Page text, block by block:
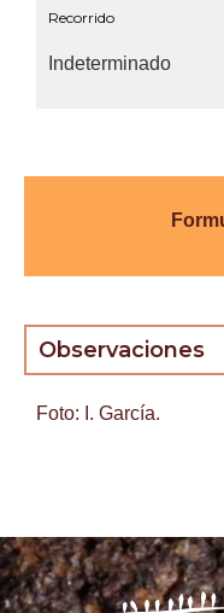
Recorrido
Indeterminado
Observaciones
Foto: I. García.